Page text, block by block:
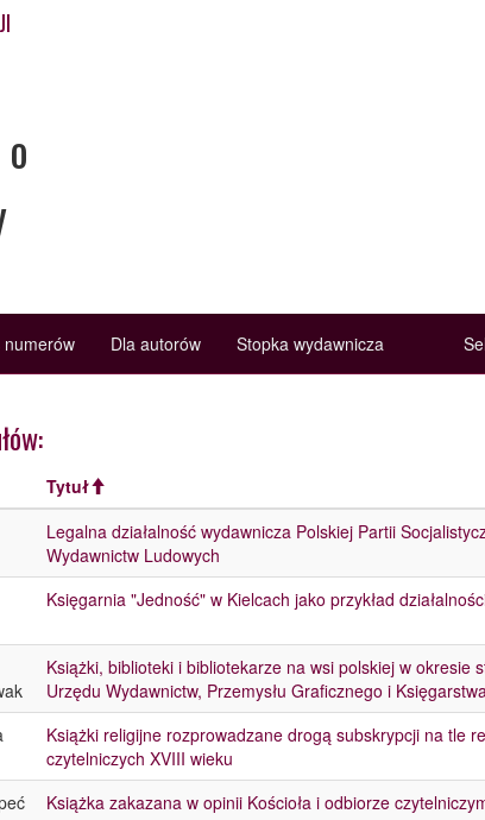
numerów Dla autorów Stopka wydawnicza
Tytuł
Legalna działalność wydawnicza Polskiej Partii
Wydawnictw Ludowych
Księgarnia "Jedność" w Kielcach jako przykład
Książki, biblioteki i bibliotekarze na wsi polskiej w okresie
Urzędu Wydawnictw, Przemysłu Graficznego i
Książki religijne rozprowadzane drogą subskrypcji na tle
czytelniczych XVIII wieku
Książka zakazana w opinii Kościoła i odbiorze